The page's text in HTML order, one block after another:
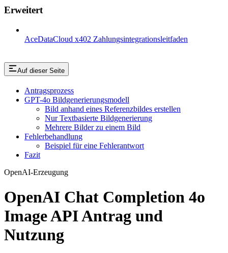
Erweitert
AceDataCloud x402 Zahlungsintegrationsleitfaden
Auf dieser Seite
Antragsprozess
GPT-4o Bildgenerierungsmodell
Bild anhand eines Referenzbildes erstellen
Nur Textbasierte Bildgenerierung
Mehrere Bilder zu einem Bild
Fehlerbehandlung
Beispiel für eine Fehlerantwort
Fazit
OpenAI-Erzeugung
OpenAI Chat Completion 4o
Image API Antrag und
Nutzung